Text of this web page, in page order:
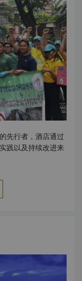
其连续 12 年在可持
（2025 年 11 月 12
的泰国美食“Thai
Praew Wedding
2025 中荣获“曼谷
宫：Lifestyle Asia –
四星级酒店，为全球
Grill & Bar 荣获
（2024年3月 荣获
年5月 在 Cvent
月16日） Chi水疗中
谷最受喜爱水疗酒
Asia – LSA Best
被评为曼谷最佳酒店
Wedding
“最佳中式餐饮体
选（2024年10月25
力项目上的卓越承诺
先行者，酒店通过
践以及持续改进来